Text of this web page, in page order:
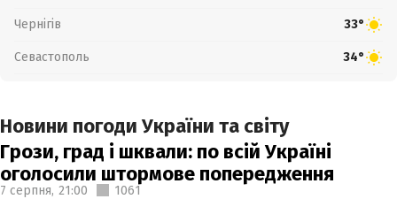
Чернігів 33°
Севастополь 34°
Новини погоди України та світу
Грози, град і шквали: по всій Україні
оголосили штормове попередження
7 серпня, 21:00 1061